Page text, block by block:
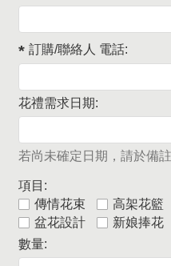
訂購/聯絡人 電話:
花禮需求日期:
若尚未確定日期，請於備
項目:
傳情花束
高架花籃
盆花設計
新娘捧花
數量: